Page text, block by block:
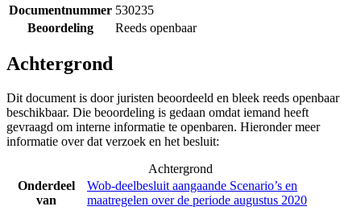
Documentnummer 530235
Beoordeling
Reeds openbaar
Achtergrond
Dit document is door juristen beoordeeld en bleek reeds openbaar
beschikbaar. Die beoordeling is gedaan omdat iemand heeft
gevraagd om interne informatie te openbaren. Hieronder meer
informatie over dat verzoek en het besluit:
Achtergrond
Onderdeel
van
Wob-deelbesluit aangaande Scenario’s en
maatregelen over de periode augustus 2020